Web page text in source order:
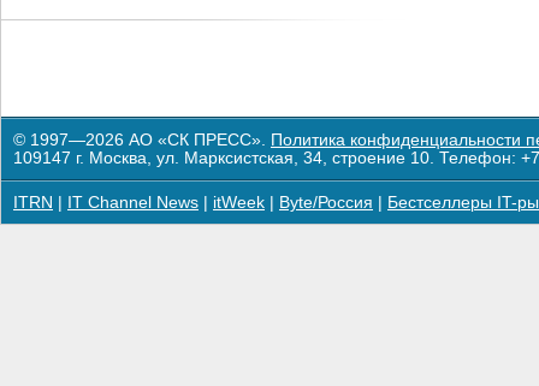
© 1997—2026 АО «СК ПРЕСС». Политика конфиденциальности
109147 г. Москва, ул. Марксистская, 34, строение 10. Телефон:
ITRN IT Channel News itWeek Byte/Россия Бестселлеры IT-